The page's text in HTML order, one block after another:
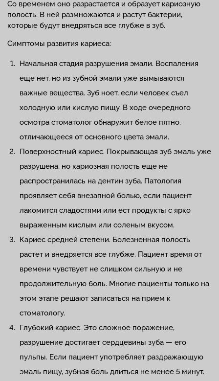
Со временем оно разрастается и образует кариозную
полость. В ней размножаются и растут бактерии,
которые будут внедряться все глубже в зуб.
Симптомы развития кариеса:
Начальная стадия разрушения эмали. Воспаления
еще нет, но из зубной эмали уже вымываются
важные вещества. Зуб ноет, если человек съел
холодную или кислую пищу. В ходе очередного
осмотра стоматолог обнаружит белое пятно,
отличающееся от основного цвета эмали.
Поверхностный кариес. Покрывающая зуб эмаль уже
разрушена, но кариозная полость еще не
распространилась на дентин зуба. Патология
проявляет себя внезапной болью, если пациент
лакомится сладостями или ест продукты с ярко
выраженным кислым или соленым вкусом.
Кариес средней степени. Болезненная полость
растет и внедряется все глубже. Пациент время от
времени чувствует не слишком сильную и не
продолжительную боль. Многие пациенты только на
этом этапе решают записаться на прием к
стоматологу.
Глубокий кариес. Это сложное поражение,
разрушение достигает сердцевины зуба — его
пульпы. Если пациент употребляет раздражающую
эмаль пищу, зубная боль длиться не менее 5 минут.